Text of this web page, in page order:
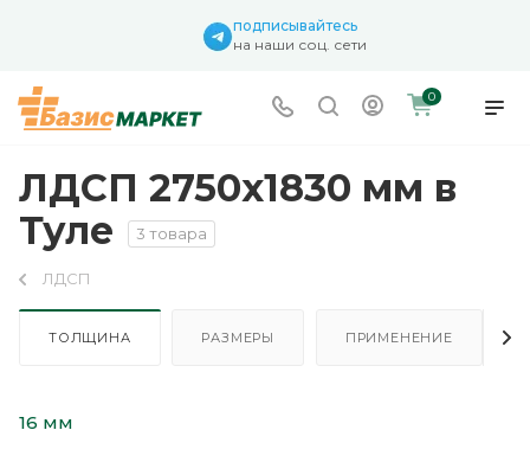
подписывайтесь
на наши соц. сети
0
ЛДСП 2750х1830 мм в
Туле
3 товара
ЛДСП
ТОЛЩИНА РАЗМЕРЫ ПРИМЕНЕНИЕ
16 мм